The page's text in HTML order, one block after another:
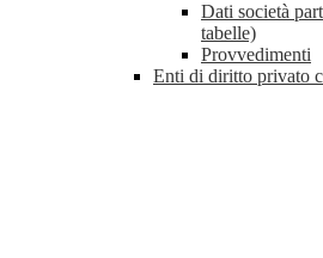
Dati società
tabelle)
Provvedimenti
Enti di diritto privato